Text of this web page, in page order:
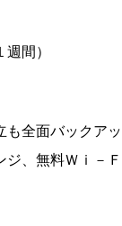
間）
も全面バックアッ
ジ、無料Ｗｉ－Ｆ